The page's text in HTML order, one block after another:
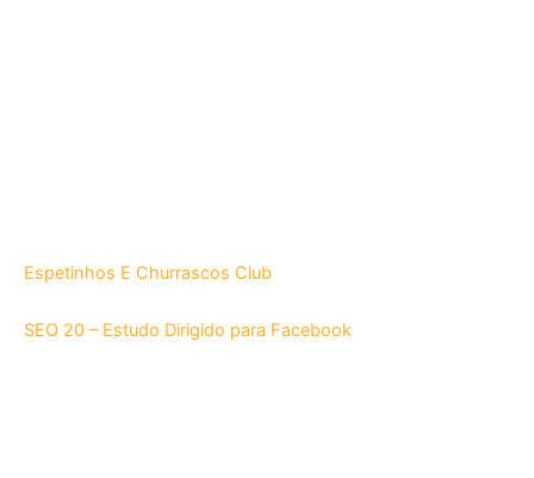
Espetinhos E Churrascos Club
SEO 20 – Estudo Dirigido para Facebook